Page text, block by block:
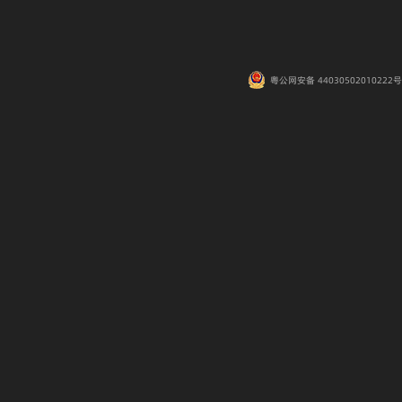
粤公网安备 44030502010222号